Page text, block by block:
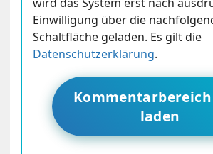
Einwilligung über die
Schaltfläche geladen. Es gilt die
Datenschutzerklärung.
laden